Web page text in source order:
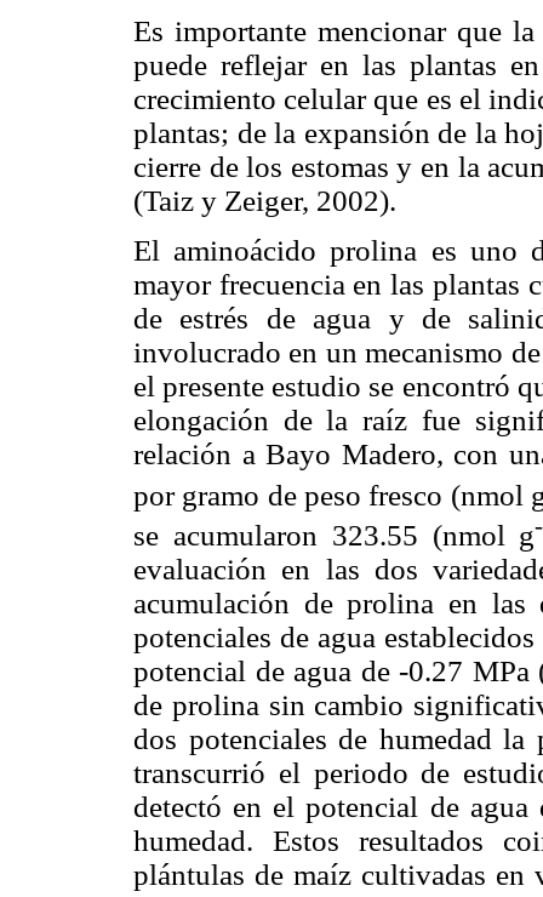
Es importante mencionar que
puede reflejar en las plantas
crecimiento celular que es el
plantas; de la expansión de la
cierre de los estomas y en la
(Taiz y Zeiger, 2002).
El aminoácido prolina es uno
mayor frecuencia en las plantas
de estrés de agua y de
involucrado en un mecanismo
el presente estudio se encontró
elongación de la raíz fue
relación a Bayo Madero, con
por gramo de peso fresco (nmol
se acumularon 323.55 (nmol g
evaluación en las dos
acumulación de prolina en las
potenciales de agua establecidos
potencial de agua de -0.27
de prolina sin cambio
dos potenciales de humedad
transcurrió el periodo de
detectó en el potencial de
humedad. Estos resultados
plántulas de maíz cultivadas en